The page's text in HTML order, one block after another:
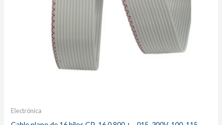
Electrónica